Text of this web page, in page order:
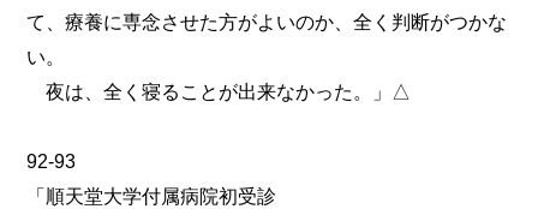
て、療養に専念させた方がよいのか、全く判断がつかな
い。
夜は、全く寝ることが出来なかった。」△
92-93
「順天堂大学付属病院初受診